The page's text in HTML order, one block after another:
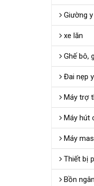
Giường
xe lăn
Ghế bô,
Đai nẹp
Máy trợ
Máy hút
Máy
Thiết bị
Bồn